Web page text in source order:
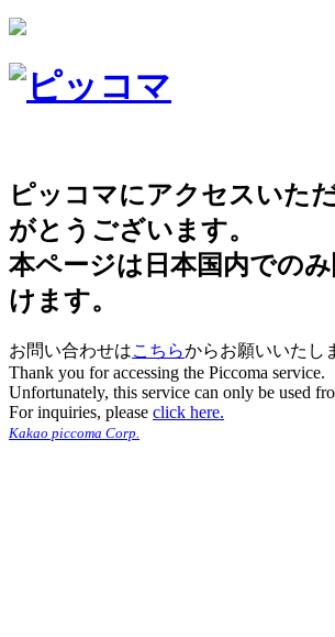
ピッコマにアクセスいた
がとうございます。
本ページは日本国内での
けます。
お問い合わせはこちらからお願いいたし
Thank you for accessing the Piccoma service.
Unfortunately, this service can only be used
For inquiries, please click here.
Kakao piccoma Corp.